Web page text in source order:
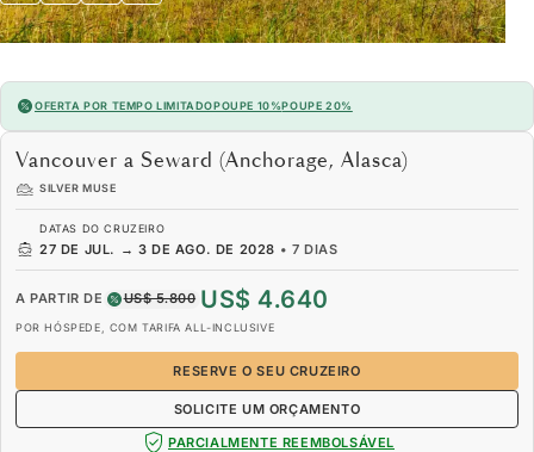
OFERTA POR TEMPO LIMITADOPOUPE 10%POUPE 20%
Vancouver a Seward (Anchorage, Alasca)
SILVER MUSE
DATAS DO CRUZEIRO
27 DE JUL. → 3 DE AGO. DE 2028 • 7 DIAS
A PARTIR DE US$ 5.800 US$ 4.640
POR HÓSPEDE, COM TARIFA ALL-INCLUSIVE
RESERVE O SEU CRUZEIRO
SOLICITE UM ORÇAMENTO
PARCIALMENTE REEMBOLSÁVEL